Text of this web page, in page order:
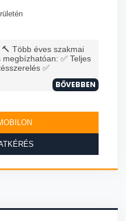
Több éves szakmai
✅ Teljes
✅
BŐVEBBEN